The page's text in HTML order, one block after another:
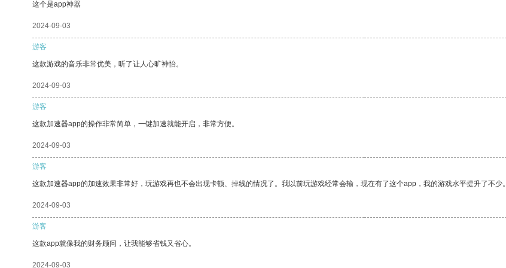
这个是app神器
2024-09-03
游客
这款游戏的音乐非常优美，听了让人心旷神怡。
2024-09-03
游客
这款加速器app的操作非常简单，一键加速就能开启，非常方便。
2024-09-03
游客
这款加速器app的加速效果非常好，玩游戏再也不会出现卡顿、掉线的情况了。我以前玩游戏经常会输，现在有了这个app，我的游戏水平提升了不少。
2024-09-03
游客
这款app就像我的财务顾问，让我能够省钱又省心。
2024-09-03